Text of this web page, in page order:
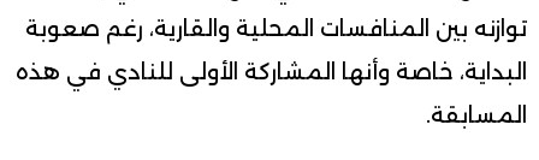
توازنه بين المنافسات المحلية والقارية، رغم صعوبة
البداية، خاصة وأنها المشاركة الأولى للنادي في هذه
المسابقة.